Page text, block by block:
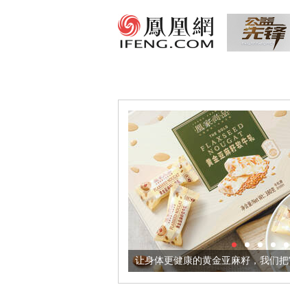
让身体更健康的黄金亚麻籽，我们把它加